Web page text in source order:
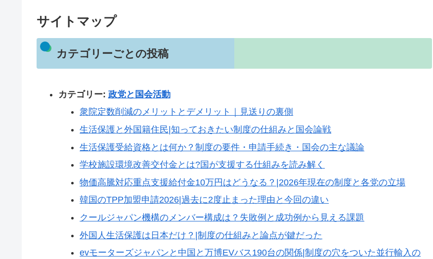
サイトマップ
カテゴリーごとの投稿
カテゴリー: 政党と国会活動
衆院定数削減のメリットとデメリット｜見送りの裏側
生活保護と外国籍住民|知っておきたい制度の仕組みと国会論戦
生活保護受給資格とは何か？制度の要件・申請手続き・国会の主な議論
学校施設環境改善交付金とは?国が支援する仕組みを読み解く
物価高騰対応重点支援給付金10万円はどうなる？|2026年現在の制度と各党の立場
韓国のTPP加盟申請2026|過去に2度止まった理由と今回の違い
クールジャパン機構のメンバー構成は？失敗例と成功例から見える課題
外国人生活保護は日本だけ？|制度の仕組みと論点が鍵だった
evモーターズジャパンと中国と万博EVバス190台の関係|制度の穴をついた並行輸入の